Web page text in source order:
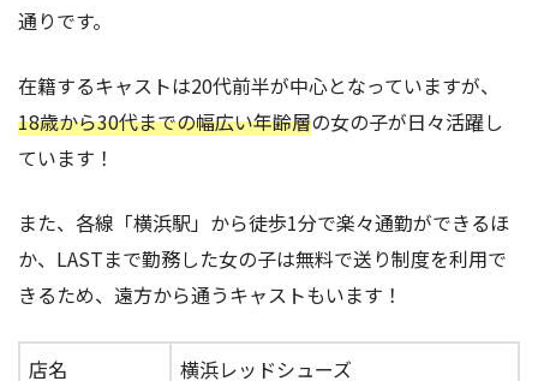
通りです。
在籍するキャストは20代前半が中心となっていますが、
18歳から30代までの幅広い年齢層の女の子が日々活躍し
ています！
また、各線「横浜駅」から徒歩1分で楽々通勤ができるほ
か、LASTまで勤務した女の子は無料で送り制度を利用で
きるため、遠方から通うキャストもいます！
店名 横浜レッドシューズ